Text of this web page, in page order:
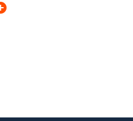
visant à guider le